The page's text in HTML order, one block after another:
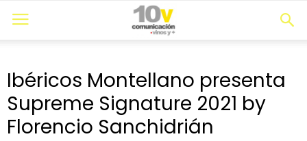
Ibéricos Montellano presenta
Supreme Signature 2021 by
Florencio Sanchidrián